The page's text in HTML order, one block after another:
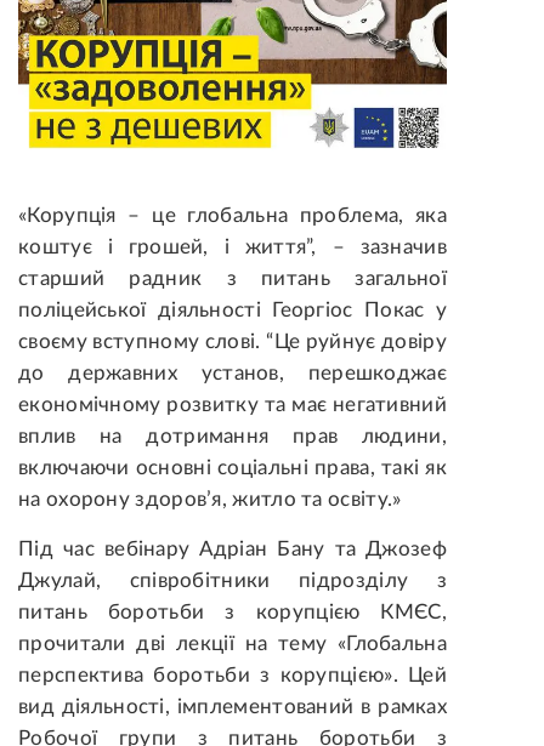
«Корупція – це глобальна проблема, яка
коштує і грошей, і життя”, – зазначив
старший радник з питань загальної
поліцейської діяльності Георгіос Покас у
своєму вступному слові. “Це руйнує довіру
до державних установ, перешкоджає
економічному розвитку та має негативний
вплив на дотримання прав людини,
включаючи основні соціальні права, такі як
на охорону здоров’я, житло та освіту.»
Під час вебінару Адріан Бану та Джозеф
Джулай, співробітники підрозділу з
питань боротьби з корупцією КМЄС,
прочитали дві лекції на тему «Глобальна
перспектива боротьби з корупцією». Цей
вид діяльності, імплементований в рамках
Робочої групи з питань боротьби з